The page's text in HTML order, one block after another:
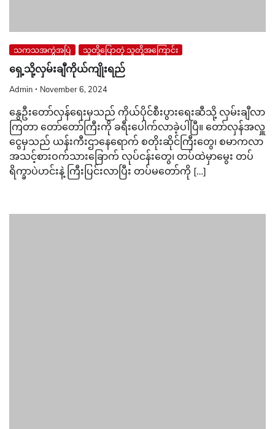
သကသအကွဲအပြဲ သူတို့ပြောတဲ့ သူတို့အကြောင်း
ရှေ့သို့လှမ်းချီကိုယ်ကျိုးရည်
Admin November 6, 2024
နွေဦးတော်လှန်ရေးမှသည် ကိုယ်ပိုင်စီးပွားရေးဆီသို့ လှမ်းချီလာ
ကြတာ တော်တော်ကြီးကို ခရီးပေါက်လာခဲ့ပါပြီ။ တော်လှန်အလှူ
ငွေမှသည် ယန်းကီးဌာနေရောက် စတိုးဆိုင်ကြီးတွေ၊ စမာကလာ
အသင့်စားဝက်သားခြောက် လုပ်ငန်းတွေ၊ တပ်ထဲမှာမွေး တပ်
ရိက္ခာပဲဟင်းနဲ့ ကြီးပြင်းလာပြီး တပ်မတော်ကို […]